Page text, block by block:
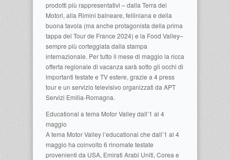
prodotti più rappresentativi – dalla Terra dei
Motori, alla Rimini balneare, felliniana e della
buona tavola (ma anche protagonista della prima
tappa del Tour de France 2024) e la Food Valley–
sempre più corteggiata dalla stampa
internazionale. Per tutto il mese di maggio la ricca
offerta regionale di vacanza sarà sotto gli occhi di
importanti testate e TV estere, grazie a 4 press
tour e un servizio televisivo organizzati da APT
Servizi Emilia-Romagna.
Educational a tema Motor Valley dall’1 al 4
maggio
A tema Motor Valley l’educational che dall’1 al 4
maggio ha coinvolto 6 rinomate testate
provenienti da USA, Emirati Arabi Uniti, Corea e